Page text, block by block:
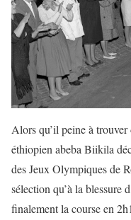
Alors qu’il peine à trouver
éthiopien abeba Biikila
des Jeux Olympiques de
sélection qu’à la blessure
finalement la course en